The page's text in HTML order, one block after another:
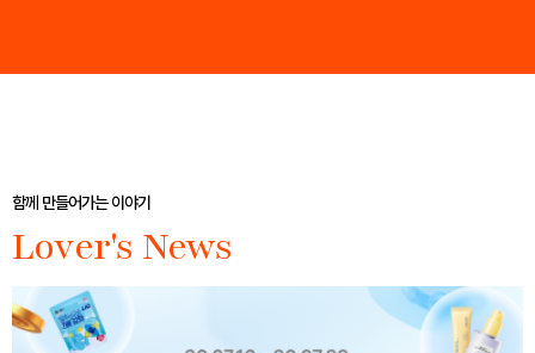
함께 만들어가는 이야기
Lover's News